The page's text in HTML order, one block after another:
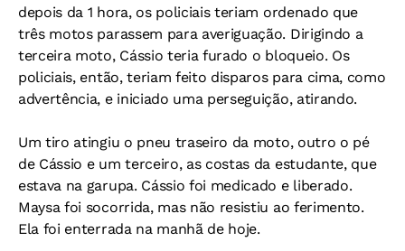
depois da 1 hora, os policiais teriam ordenado que
três motos parassem para averiguação. Dirigindo a
terceira moto, Cássio teria furado o bloqueio. Os
policiais, então, teriam feito disparos para cima, como
advertência, e iniciado uma perseguição, atirando.
Um tiro atingiu o pneu traseiro da moto, outro o pé
de Cássio e um terceiro, as costas da estudante, que
estava na garupa. Cássio foi medicado e liberado.
Maysa foi socorrida, mas não resistiu ao ferimento.
Ela foi enterrada na manhã de hoje.